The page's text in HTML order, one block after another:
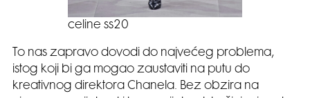
celine ss20
To nas zapravo dovodi do najvećeg problema,
istog koji bi ga mogao zaustaviti na putu do
kreativnog direktora Chanela. Bez obzira na